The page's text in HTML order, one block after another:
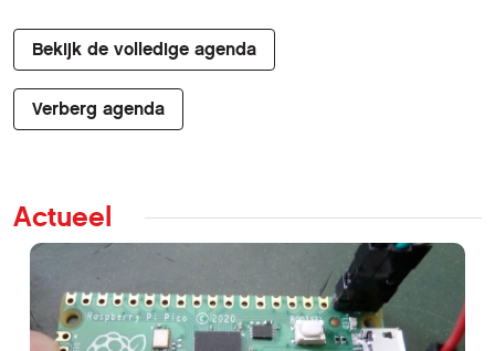
Bekijk de volledige agenda
Verberg agenda
Actueel